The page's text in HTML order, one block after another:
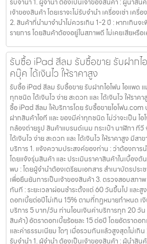
เจ้าของสินค้า โดยเราจะไม่รับจำนำ เครื่องเช่า เค
2. สินค้าที่นำมาจำนำไม่ควรเกิน 1-2 ปี : หากเกินจ
รายการ โดยสินค้าต้องอยู่ในสภาพดี ไม่เคยเสียหรื
รับซื้อ iPad สีลม รับซื้อขาย รับฝากไ
คบุ๊ค ได้เงินไว ให้ราคาสูง
รับซื้อ iPad สีลม รับซื้อขาย รับฝากไอโฟน ไอแพด
ทุกชนิด ได้เงินไว ง่าย สะดวก และ ได้เงินไว ให้รา
ซื้อ iPad สีลม ให้บริการโดย รับซื้อขายไอโฟน.com
ฝากสินค้าไอที และ ของมีค่าทุกชนิด ไม่ว่าจะเป็น ไ
กล้องถ่ายรูป สินค้าแบรนด์เนม กระเป๋า นาฬิกา ทีวี
ได้เงินไว ง่าย สะดวก และ ได้เงินไว ให้ราคาสูง มีส
บริการ 1. แจ้งความประสงค์ของท่าน : ว่าต้องการ
โดยแจ้งรุ่นสินค้า และ ประเมินราคาสินค้าในเบื้อง
พบ : โดยผู้จำนำต้องเตรียมเอกสาร สำเนาบัตรประ
เพื่อยืนยันการเป็นเจ้าของสินค้า 3. ตรวจสอบสภาพ
ทันที : ระยะเวลาผ่อนชำระตั้งแต่ 60 วันขึ้นไป และ
ดอกเบี้ยต่อปีไม่เกิน 15% ตามที่กฏหมายกำหนด เ
บริการ 5 บาท/วัน ท่านโอนเงินค่าบริการทุก 20 วั
สินค้า) อัตราดอกเบี้ยร้อยละ 15 ต่อปี โดยอัตราดอ
และค่าธรรมเนียม ใดๆ เมื่อรวมกันแล้วสูงสุดไม่เกิ
รับจำนำ 1. ผู้จำนำ ต้องเป็นเจ้าของสินค้า : ผู้นำสิน